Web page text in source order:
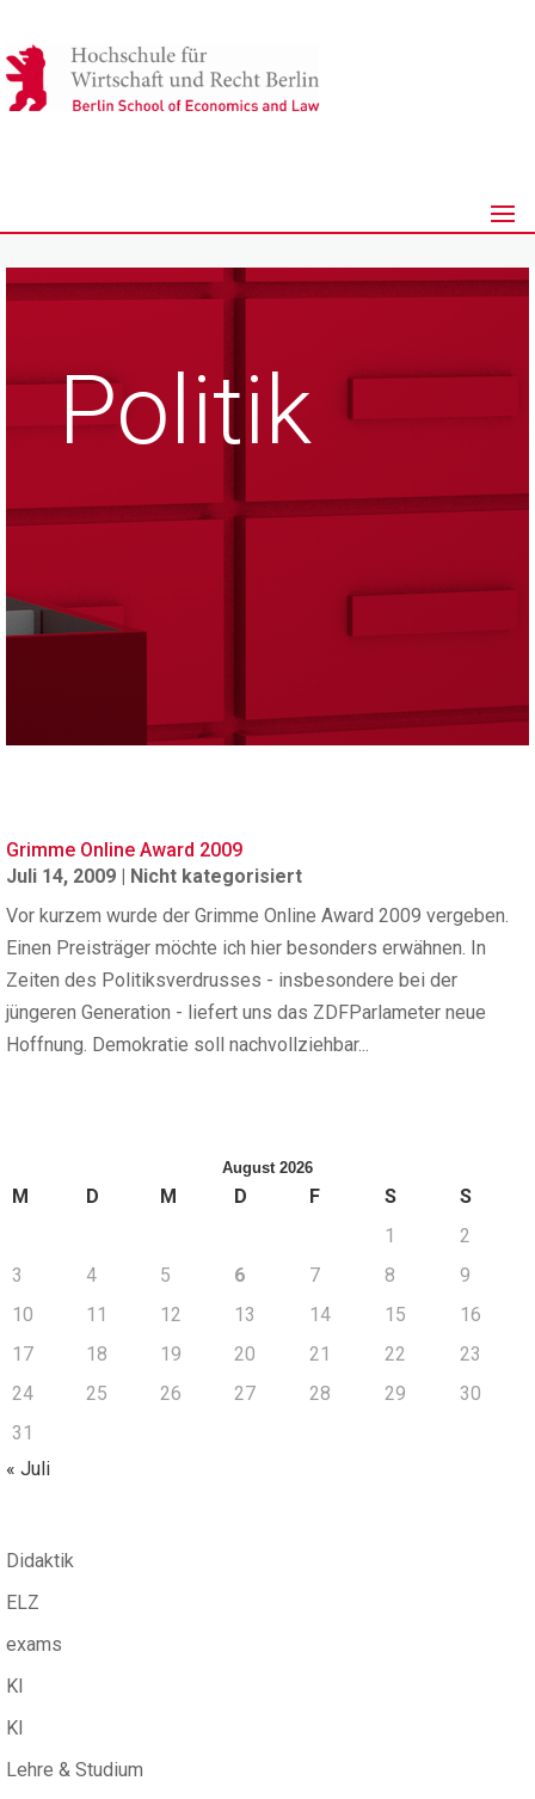
Politik
Grimme Online Award 2009
Juli 14, 2009 | Nicht kategorisiert
Vor kurzem wurde der Grimme Online Award 2009 vergeben.
Einen Preisträger möchte ich hier besonders erwähnen. In
Zeiten des Politiksverdrusses - insbesondere bei der
jüngeren Generation - liefert uns das ZDFParlameter neue
Hoffnung. Demokratie soll nachvollziehbar...
August 2026
M D M D F S
S
1
2
3
4 5 6 7 8
9
10
11 12 13 14 15
16
17
18 19 20 21 22
23
24
25 26 27 28 29
30
31
« Juli
Didaktik
ELZ
exams
KI
KI
Lehre & Studium